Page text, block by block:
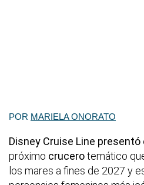
POR MARIELA ONORATO
Disney Cruise Line presentó
próximo crucerotemático
los mares a fines de 2027 y